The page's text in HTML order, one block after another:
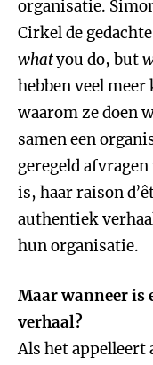
organisatie.
Cirkel de
whatyou do, but
hebben veel meer
waarom ze doen
samen een
geregeld
is, haar raison
authentiek
hun organisatie.
Maar wanneer is
verhaal?
Als het appelleert